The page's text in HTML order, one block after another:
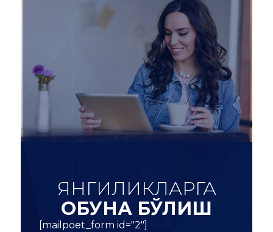
ЯНГИЛИКЛАРГА
ОБУНА БЎЛИШ
[mailpoet_form id="2"]